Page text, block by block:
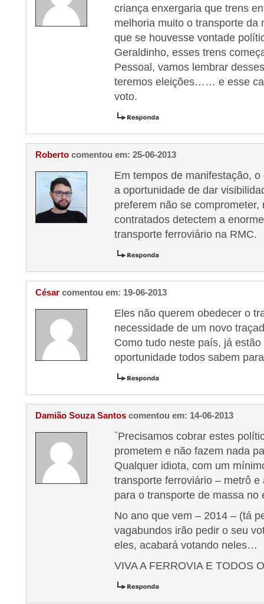
criança enxergaria que trens
melhoria muito o transporte da
que se houvesse vontade
Geraldinho, esses trens
Pessoal, vamos lembrar
teremos eleições…… e esse
voto.
Roberto comentou em: 25-06-2013
Em tempos de manifestação,
a oportunidade de dar
preferem não se
contratados detectem a
transporte ferroviário na RMC.
César comentou em: 19-06-2013
Eles não querem obedecer o
necessidade de um novo
Como tudo neste país, já
oportunidade todos sabem
Damião Souza Santos comentou em: 14-06-2013
`Precisamos cobrar estes
prometem e não fazem nada
Qualquer idiota, com um
transporte ferroviário – metrô
para o transporte de massa no
No ano que vem – 2014 – (tá
vagabundos irão pedir o seu
eles, acabará votando neles…
VIVA A FERROVIA E TODOS